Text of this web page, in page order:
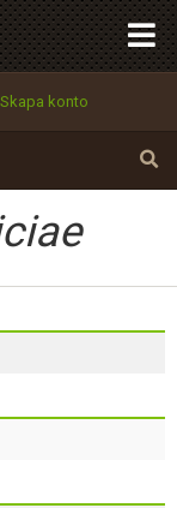
Skapa kontotill förstasidan